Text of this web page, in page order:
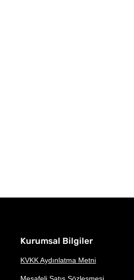
Kurumsal Bilgiler
KVKK Aydınlatma Metni